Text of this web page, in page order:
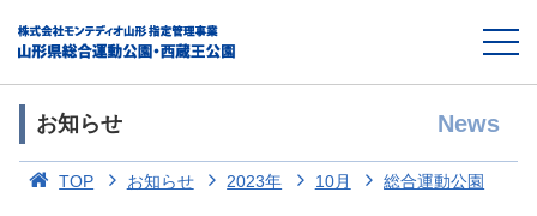
お知らせ News
TOP お知らせ 2023年 10月 総合運動公園